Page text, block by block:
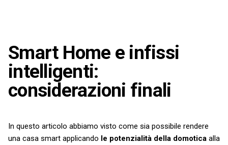
Smart Home e infissi
intelligenti:
considerazioni finali
In questo articolo abbiamo visto come sia possibile rendere
una casa smart applicando le potenzialità della domotica alla